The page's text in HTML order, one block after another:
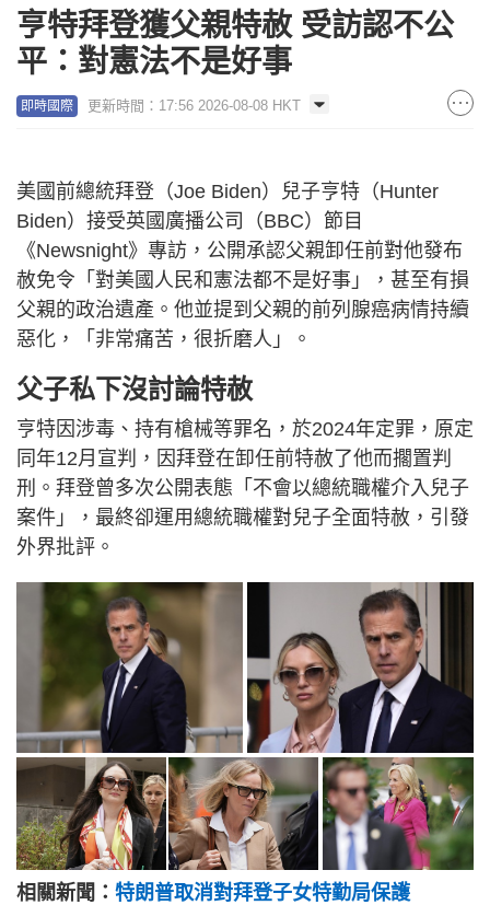
亨特拜登獲父親特赦 受訪認不公
平：對憲法不是好事
即時國際 更新時間：17:56 2026-08-08 HKT
美國前總統拜登（Joe Biden）兒子亨特（Hunter
Biden）接受英國廣播公司（BBC）節目
《Newsnight》專訪，公開承認父親卸任前對他發布
赦免令「對美國人民和憲法都不是好事」，甚至有損
父親的政治遺產。他並提到父親的前列腺癌病情持續
惡化，「非常痛苦，很折磨人」。
父子私下沒討論特赦
亨特因涉毒、持有槍械等罪名，於2024年定罪，原定
同年12月宣判，因拜登在卸任前特赦了他而擱置判
刑。拜登曾多次公開表態「不會以總統職權介入兒子
案件」，最終卻運用總統職權對兒子全面特赦，引發
外界批評。
相關新聞： 特朗普取消對拜登子女特勤局保護